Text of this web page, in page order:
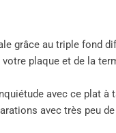
grâce au triple fond
plaque et de la
avec ce plat à
avec très peu